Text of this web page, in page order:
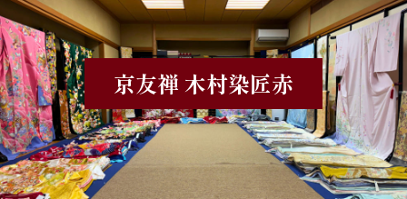
京友禅 木村染匠赤